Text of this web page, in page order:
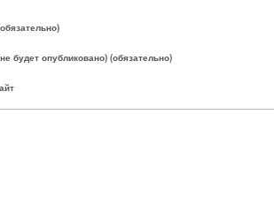
будет опубликовано) (обязательно)